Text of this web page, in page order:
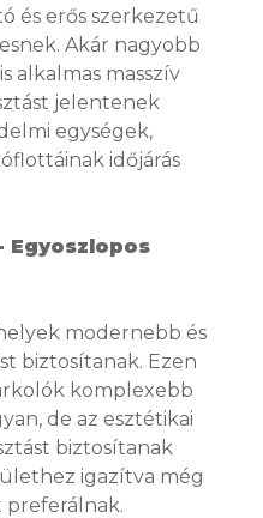
és erős szerkezetű
Akár nagyobb
alkalmas masszív
jelentenek
egységek,
időjárás
Egyoszlopos
modernebb és
biztosítanak. Ezen
komplexebb
de az esztétikai
biztosítanak
igazítva még
preferálnak.